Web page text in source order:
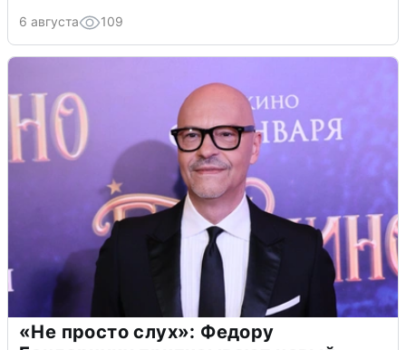
6 августа 109
«Не просто слух»: Федору